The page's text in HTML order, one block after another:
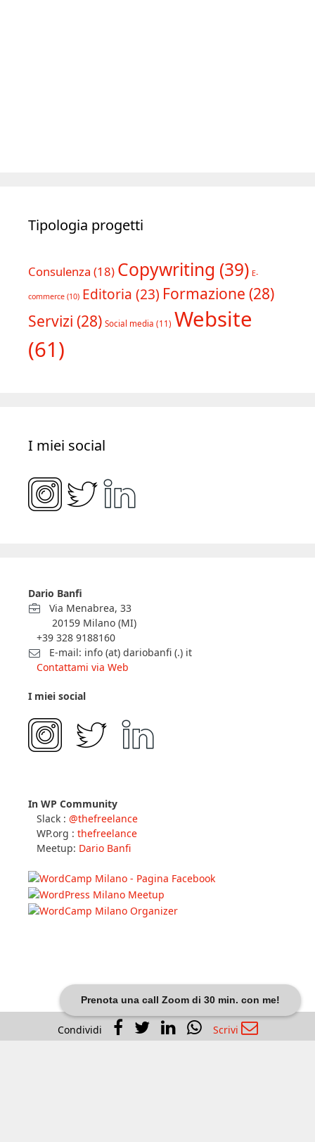
Prenota una call Zoom di 30 min. con me!
Tipologia progetti
Consulenza(18) Copywriting(39)
commerce
I miei social
Dario Banfi
Via Menabrea, 33
20159 Milano (MI)
E-mail: info (at) dariobanfi (.) it
Contattami via Web
I miei social
In WP Community
Slack :
WP.org :thefreelance
Meetup:Dario Banfi
Condividi Scrivi